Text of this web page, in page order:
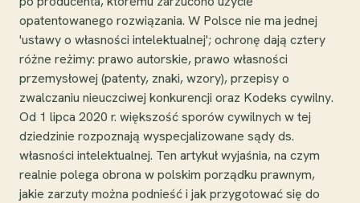
opatentowanego rozwiązania. W Polsce nie ma jednej
'ustawy o własności intelektualnej'; ochronę dają cztery
różne reżimy: prawo autorskie, prawo własności
przemysłowej (patenty, znaki, wzory), przepisy o
zwalczaniu nieuczciwej konkurencji oraz Kodeks cywilny.
Od 1 lipca 2020 r. większość sporów cywilnych w tej
dziedzinie rozpoznają wyspecjalizowane sądy ds.
własności intelektualnej. Ten artykuł wyjaśnia, na czym
realnie polega obrona w polskim porządku prawnym,
jakie zarzuty można podnieść i jak przygotować się do